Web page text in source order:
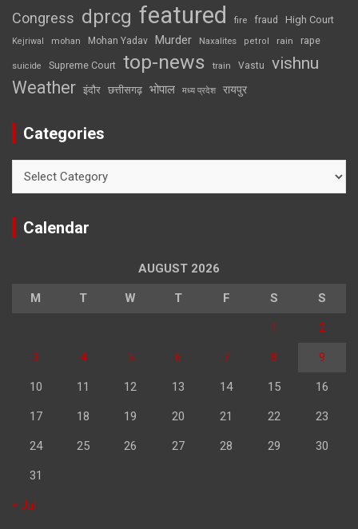
Congress dprcg featured fire fraud High Court
Kejriwal mohan Mohan Yadav Murder Naxalites petrol rain rape
suicide Supreme Court top-news train Vastu vishnu
Weather इंदौर छत्तीसगढ़ भोपाल मध्य प्रदेश रायपुर
Categories
Calendar
AUGUST 2026
M T W T F S S
1 2
3 4 5 6 7 8 9
10 11 12 13 14 15 16
17 18 19 20 21 22 23
24 25 26 27 28 29 30
31
« Jul